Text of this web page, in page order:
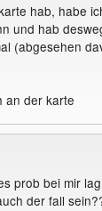
hab, habe
und hab
(abgesehen
an der karte
prob bei mir
der fall